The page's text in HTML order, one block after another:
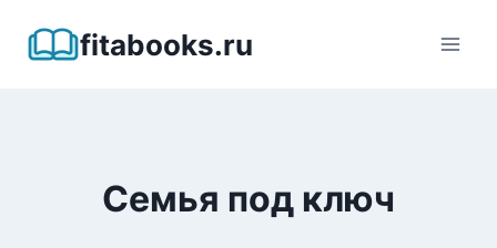
fitabooks.ru
Семья под ключ